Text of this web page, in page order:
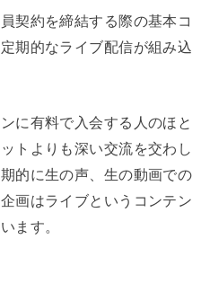
契約を締結する際の基本コ
期的なライブ配信が組み込
に有料で入会する人のほと
トよりも深い交流を交わし
的に生の声、生の動画での
画はライブというコンテン
ます。